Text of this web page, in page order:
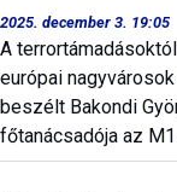
2025. december 3. 19:05
A
európai
beszélt Bakondi
főtanácsadója az